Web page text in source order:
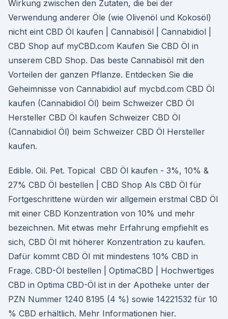
Wirkung zwischen den Zutaten, die bei der
Verwendung anderer Öle (wie Olivenöl und Kokosöl)
nicht eint CBD Öl kaufen | Cannabisöl | Cannabidiol |
CBD Shop auf myCBD.com Kaufen Sie CBD Öl in
unserem CBD Shop. Das beste Cannabisöl mit den
Vorteilen der ganzen Pflanze. Entdecken Sie die
Geheimnisse von Cannabidiol auf mycbd.com CBD Öl
kaufen (Cannabidiol Öl) beim Schweizer CBD Öl
Hersteller CBD Öl kaufen Schweizer CBD Öl
(Cannabidiol Öl) beim Schweizer CBD Öl Hersteller
kaufen.
Edible. Oil. Pet. Topical CBD Öl kaufen - 3%, 10% &
27% CBD Öl bestellen | CBD Shop Als CBD Öl für
Fortgeschrittene würden wir allgemein erstmal CBD Öl
mit einer CBD Konzentration von 10% und mehr
bezeichnen. Mit etwas mehr Erfahrung empfiehlt es
sich, CBD Öl mit höherer Konzentration zu kaufen.
Dafür kommt CBD Öl mit mindestens 10% CBD in
Frage. CBD-Öl bestellen | OptimaCBD | Hochwertiges
CBD in Optima CBD-Öl ist in der Apotheke unter der
PZN Nummer 1240 8195 (4 %) sowie 14221532 für 10
% CBD erhältlich. Mehr Informationen hier.